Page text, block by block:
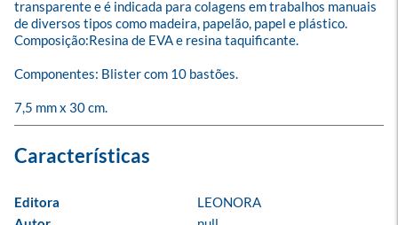
transparente e é indicada para colagens em trabalhos manuais
de diversos tipos como madeira, papelão, papel e plástico.
Composição:Resina de EVA e resina taquificante.
Componentes: Blister com 10 bastões.
7,5 mm x 30 cm.
Editora
LEONORA